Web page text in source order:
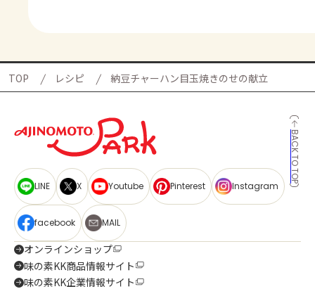
TOP レシピ 納豆チャーハン目玉焼きのせの献立
BACK TO TOP
LINE X Youtube Pinterest Instagram
facebook MAIL
オンラインショップ
味の素KK商品情報サイト
味の素KK企業情報サイト